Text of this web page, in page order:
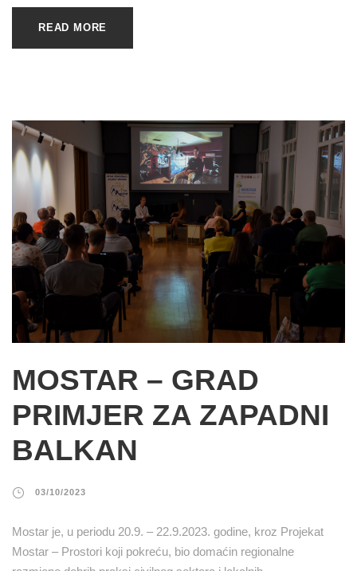
READ MORE
MOSTAR – GRAD
PRIMJER ZA ZAPADNI
BALKAN
03/10/2023
Mostar je, u periodu 20.9. – 22.9.2023. godine, kroz Projekat
Mostar – Prostori koji pokreću, bio domaćin regionalne